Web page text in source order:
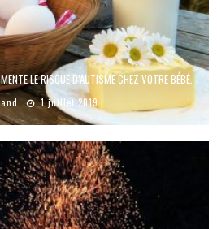
LE RISQUE D’AUTISME CHEZ VOTRE BÉBÉ.
1 juillet 2019